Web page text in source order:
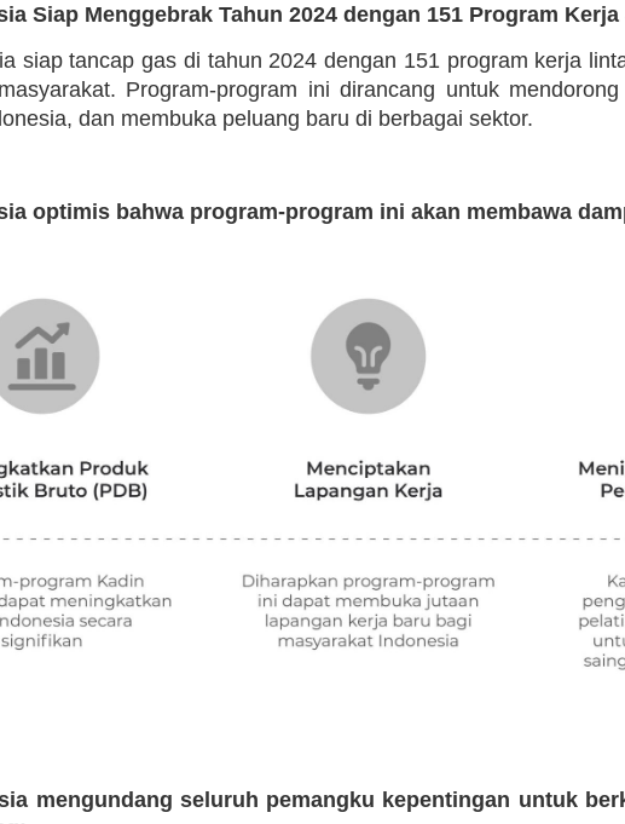
Siap Menggebrak Tahun 2024 dengan 151 Program
siap tancap gas di tahun 2024 dengan 151 program kerja
Program-program ini dirancang untuk
dan membuka peluang baru di berbagai sektor.
optimis bahwa program-program ini akan membawa
mengundang seluruh pemangku kepentingan untuk